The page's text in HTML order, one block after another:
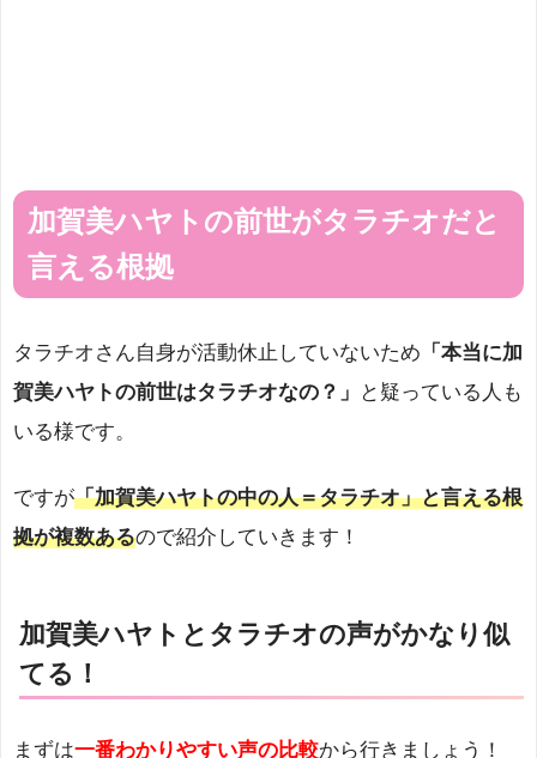
加賀美ハヤトの前世がタラチオだと
言える根拠
タラチオさん自身が活動休止していないため 「本当に加
賀美ハヤトの前世はタラチオなの？」
と疑っている人も
いる様です。
ですが「加賀美ハヤトの中の人＝タラチオ」と言える根
拠が複数あるので紹介していきます！
加賀美ハヤトとタラチオの声がかなり似
てる！
まずは一番わかりやすい声の比較から行きましょう！